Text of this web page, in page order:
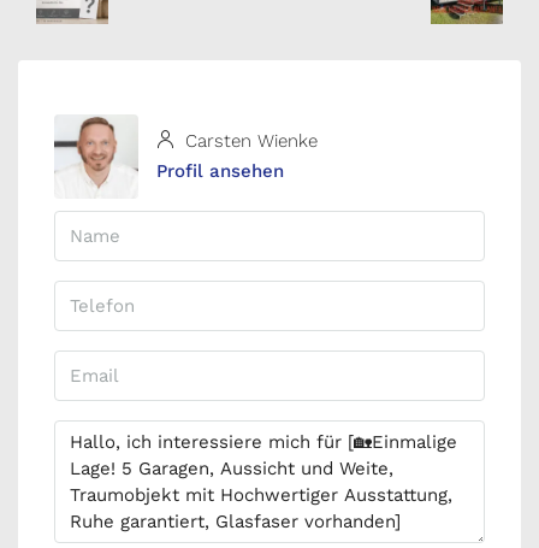
Carsten Wienke
Profil ansehen